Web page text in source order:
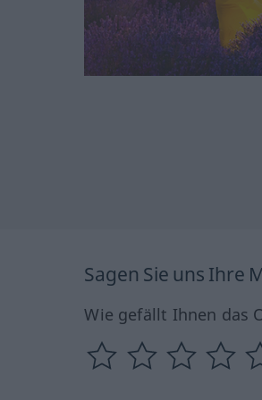
Sagen Sie uns Ihre
Wie gefällt Ihnen das